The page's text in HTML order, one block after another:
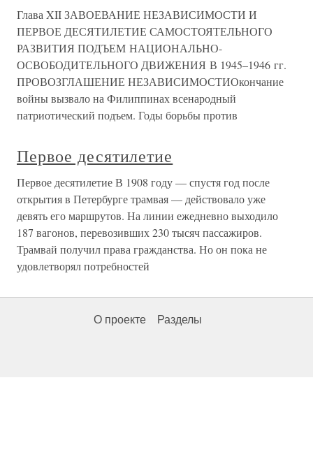
Глава XII ЗАВОЕВАНИЕ НЕЗАВИСИМОСТИ И
ПЕРВОЕ ДЕСЯТИЛЕТИЕ САМОСТОЯТЕЛЬНОГО
РАЗВИТИЯ ПОДЪЕМ НАЦИОНАЛЬНО-
ОСВОБОДИТЕЛЬНОГО ДВИЖЕНИЯ В 1945–1946 гг.
ПРОВОЗГЛАШЕНИЕ НЕЗАВИСИМОСТИОкончание
войны вызвало на Филиппинах всенародный
патриотический подъем. Годы борьбы против
Первое десятилетие
Первое десятилетие В 1908 году — спустя год после
открытия в Петербурге трамвая — действовало уже
девять его маршрутов. На линии ежедневно выходило
187 вагонов, перевозивших 230 тысяч пассажиров.
Трамвай получил права гражданства. Но он пока не
удовлетворял потребностей
О проекте Разделы